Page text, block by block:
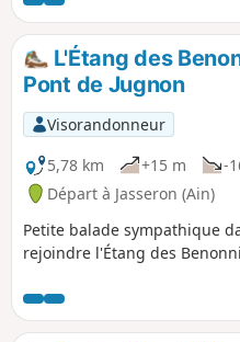
L'Étang des
Pont de Jugnon
Visorandonneur
5,78 km
+15 m -
Départ à Jasseron (Ain)
Petite balade sympathique
rejoindre l'Étang des